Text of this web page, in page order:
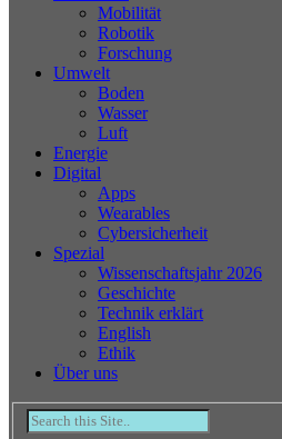
Mobilität
Robotik
Forschung
Umwelt
Boden
Wasser
Luft
Energie
Digital
Apps
Wearables
Cybersicherheit
Spezial
Wissenschaftsjahr 2026
Geschichte
Technik erklärt
English
Ethik
Über uns